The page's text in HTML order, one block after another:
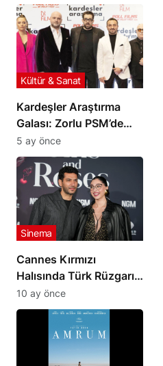
Kardeşler Araştırma
Galası: Zorlu PSM’de
Yıldızlar Geçidi
Kültür & Sanat
5 ay önce
Cannes Kırmızı
Halısında Türk Rüzgarı!
Demet Özdemir ve
Çağatay Ulusoy’un
‘Fıstık’ Şovu Olay
Yarattı! Murat Yıldırım
İhaneti Anlattı!
Sinema
10 ay önce